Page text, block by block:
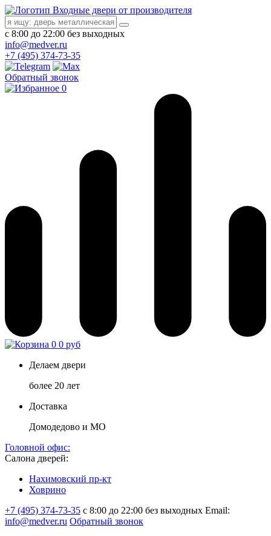
Входные двери от производителя
с 8:00 до 22:00 без выходных
info@medver.ru
+7 (495) 374-73-35
Обратный звонок
0
0 0 руб
Делаем двери
более 20 лет
Доставка
Домодедово и МО
Головной офис:
Салона дверей:
Нахимовский пр-кт
Ховрино
+7 (495) 374-73-35 с 8:00 до 22:00 без выходных Email:
info@medver.ru Обратный звонок